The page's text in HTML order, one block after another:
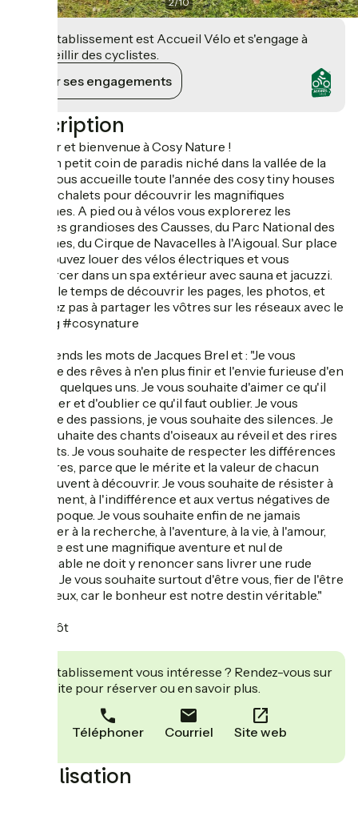
Cet établissement est Accueil Vélo et s'engage à
accueillir des cyclistes.
Voir ses engagements
Description
Bonjour et bienvenue à Cosy Nature !
Dans un petit coin de paradis niché dans la vallée de la
Vis, je vous accueille toute l'année des cosy tiny houses
et cosy chalets pour découvrir les magnifiques
Cévennes. A pied ou à vélos vous explorerez les
paysages grandioses des Causses, du Parc National des
Cévennes, du Cirque de Navacelles à l'Aigoual. Sur place
vous pouvez louer des vélos électriques et vous
ressourcer dans un spa extérieur avec sauna et jacuzzi.
Prenez le temps de découvrir les pages, les photos, et
n'hésitez pas à partager les vôtres sur les réseaux avec le
hashtag #cosynature
Je reprends les mots de Jacques Brel et : "Je vous
souhaite des rêves à n'en plus finir et l'envie furieuse d'en
réaliser quelques uns. Je vous souhaite d'aimer ce qu'il
faut aimer et d'oublier ce qu'il faut oublier. Je vous
souhaite des passions, je vous souhaite des silences. Je
vous souhaite des chants d'oiseaux au réveil et des rires
d'enfants. Je vous souhaite de respecter les différences
des autres, parce que le mérite et la valeur de chacun
sont souvent à découvrir. Je vous souhaite de résister à
l'enlisement, à l'indifférence et aux vertus négatives de
notre époque. Je vous souhaite enfin de ne jamais
renoncer à la recherche, à l'aventure, à la vie, à l'amour,
car la vie est une magnifique aventure et nul de
raisonnable ne doit y renoncer sans livrer une rude
bataille. Je vous souhaite surtout d'être vous, fier de l'être
et heureux, car le bonheur est notre destin véritable."
A bientôt
Cet établissement vous intéresse ? Rendez-vous sur
leur site pour réserver ou en savoir plus.
Téléphoner Courriel Site web
Localisation